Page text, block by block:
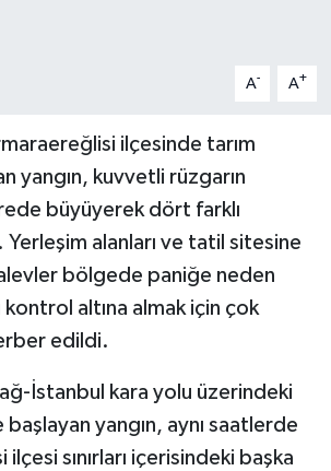
A- A+
ilçesinde tarım
yangın, kuvvetli rüzgarın
büyüyerek dört farklı
Yerleşim alanları ve tatil sitesine
bölgede paniğe neden
kontrol altına almak için çok
edildi.
İstanbul kara yolu üzerindeki
başlayan yangın, aynı saatlerde
sınırları içerisindeki başka